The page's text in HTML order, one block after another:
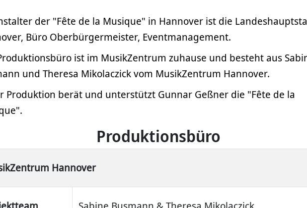
der "Fête de la Musique" in Hannover ist die
Büro Oberbürgermeister, Eventmanagement.
ist im MusikZentrum zuhause und besteht aus
und Theresa Mikolaczick vom MusikZentrum Hannover.
Produktion berät und unterstützt Gunnar Geßner die "Fête de la
Produktionsbüro
Hannover